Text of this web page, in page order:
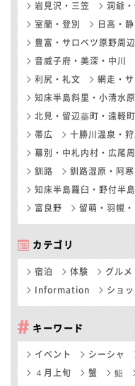
岩見沢・三笠 洞爺
室蘭・登別 日高・
豊富・サロベツ原野周辺
音威子府・美深・中川
利尻・礼文 網走・
知床半島斜里・小清水
北見・留辺蘂町・遠軽
帯広 十勝川温泉・
幕別・中札内村・広尾
釧路 釧路湿原・阿
知床半島羅臼・野付半
富良野 留萌・羽幌
カテゴリ
宿泊 体験 グルメ
Information ショ
キーワード
イベント シーシャ
４月上旬 蟹 鮨